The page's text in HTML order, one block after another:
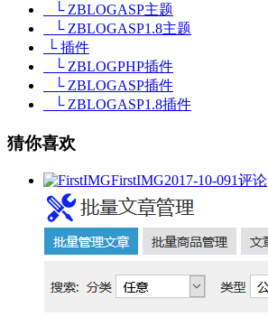
└ ZBLOGASP主题
└ ZBLOGASP1.8主题
└ 插件
└ ZBLOGPHP插件
└ ZBLOGASP插件
└ ZBLOGASP1.8插件
猜你喜欢
FirstIMG2017-10-091评论